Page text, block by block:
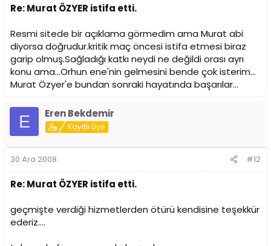
Re: Murat ÖZYER istifa etti.
Resmi sitede bir açıklama görmedim ama Murat abi
diyorsa doğrudur.kritik maç öncesi istifa etmesi biraz
garip olmuş.Sağladığı katkı neydi ne değildi orası ayrı
konu ama...Orhun ene'nin gelmesini bende çok isterim...
Murat Özyer'e bundan sonraki hayatında başarılar...
E Eren Bekdemir
Kayıtlı Üye
30 Ara 2008 #12
Re: Murat ÖZYER istifa etti.
geçmişte verdiği hizmetlerden ötürü kendisine teşekkür
ederiz....